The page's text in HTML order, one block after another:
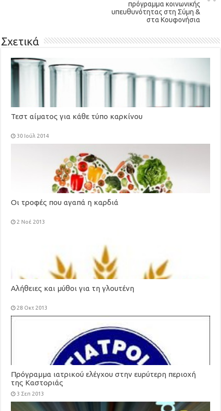
πρόγραμμα κοινωνικής
υπευθυνότητας στη Σύμη &
στα Κουφονήσια
Σχετικά
Τεστ αίματος για κάθε τύπο καρκίνου
30 Ιούλ 2014
Οι τροφές που αγαπά η καρδιά
2 Νοέ 2013
Αλήθειες και μύθοι για τη γλουτένη
28 Οκτ 2013
Πρόγραμμα ιατρικού ελέγχου στην ευρύτερη περιοχή
της Καστοριάς
3 Σεπ 2013